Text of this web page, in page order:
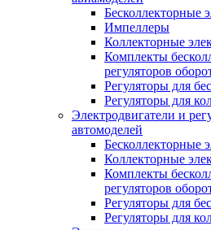
Бесколлекторные
Импеллеры
Коллекторные
Комплекты
регуляторов
Регуляторы для
Регуляторы для
Электродвигатели и
автомоделей
Бесколлекторные
Коллекторные
Комплекты
регуляторов
Регуляторы для
Регуляторы для